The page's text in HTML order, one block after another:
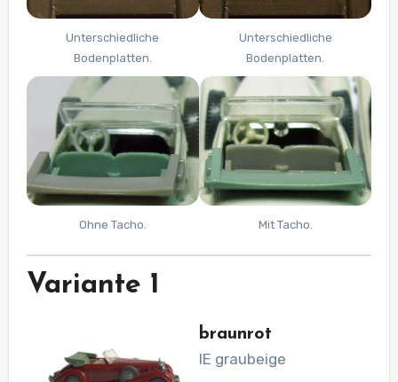
Unterschiedliche
Bodenplatten.
Unterschiedliche
Bodenplatten.
Ohne Tacho. Mit Tacho.
Variante 1
braunrot
IE graubeige